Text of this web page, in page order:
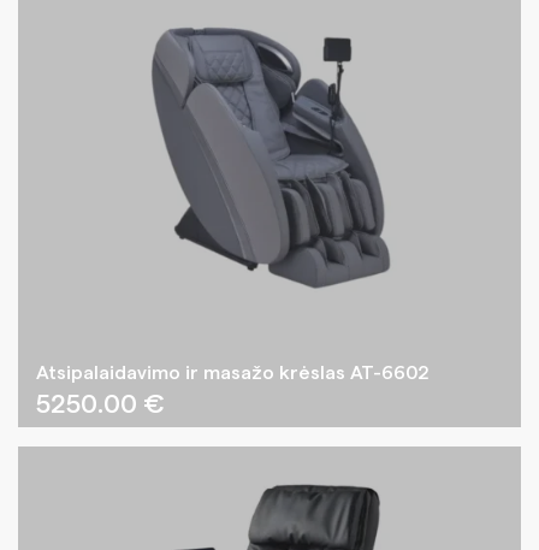
Atsipalaidavimo ir masažo krėslas AT-6602
5250.00 €